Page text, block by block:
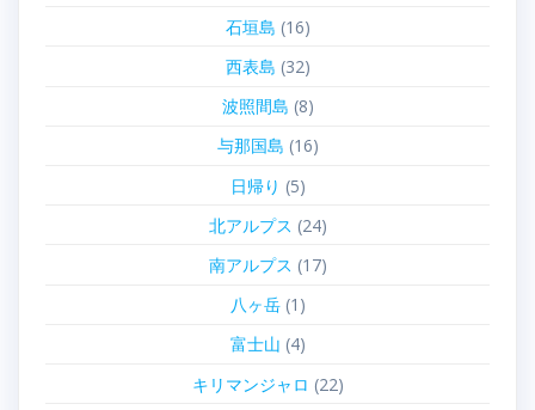
石垣島 (16)
西表島 (32)
波照間島 (8)
与那国島 (16)
日帰り (5)
北アルプス (24)
南アルプス (17)
八ヶ岳(1)
富士山 (4)
キリマンジャロ (22)